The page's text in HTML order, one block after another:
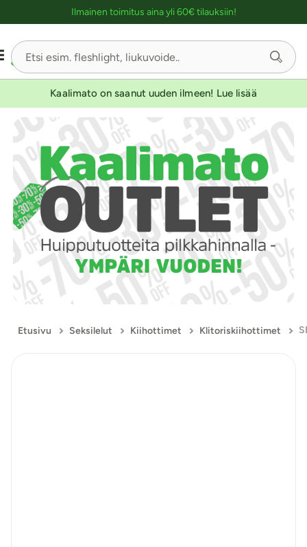
Ilmainen toimitus aina yli 60€ tilauksiin!
Kaalimato on saanut uuden ilmeen! Lue lisää
Etusivu Seksilelut Kiihottimet Klitoriskiihottimet